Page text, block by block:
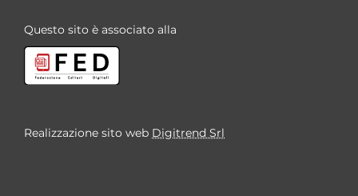
Questo sito è associato alla
Realizzazione sito web Digitrend Srl